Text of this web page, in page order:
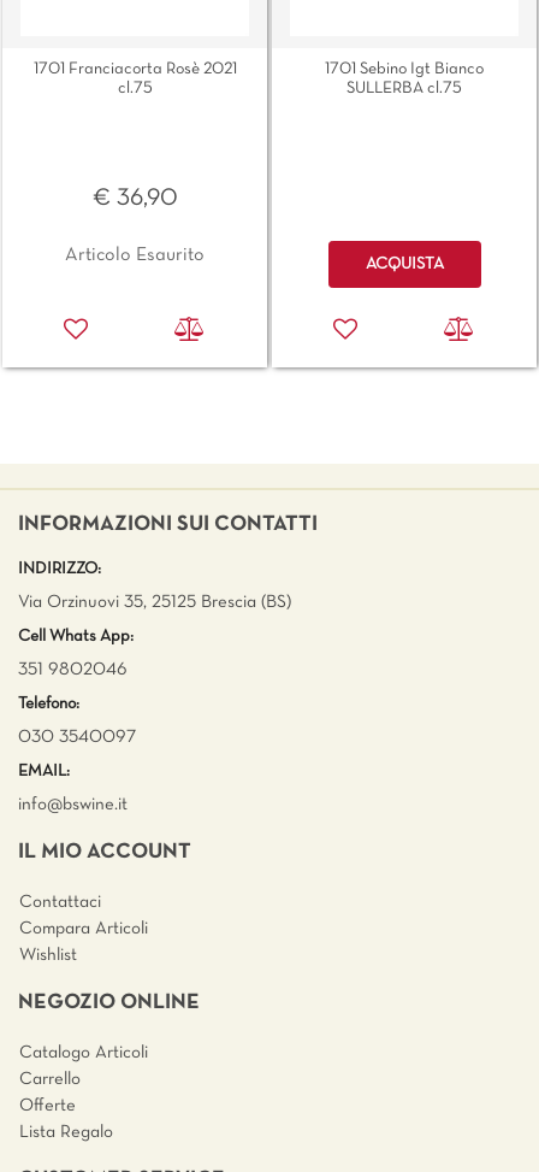
1701 Franciacorta Rosè 2021
cl.75
€ 36,90
Articolo Esaurito
1701 Sebino Igt Bianco
SULLERBA cl.75
Quantità
ACQUISTA
INFORMAZIONI SUI CONTATTI
INDIRIZZO:
Via Orzinuovi 35, 25125 Brescia (BS)
Cell Whats App:
351 9802046
Telefono:
030 3540097
EMAIL:
info@bswine.it
IL MIO ACCOUNT
Contattaci
Compara Articoli
Wishlist
NEGOZIO ONLINE
Catalogo Articoli
Carrello
Offerte
Lista Regalo